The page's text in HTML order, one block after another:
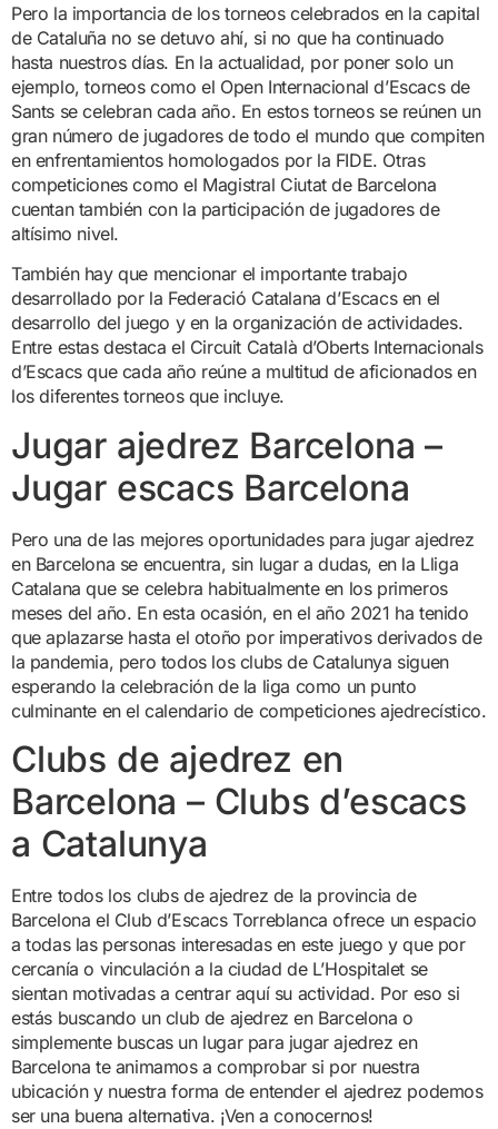
Pero la importancia de los torneos celebrados en la capital
de Cataluña no se detuvo ahí, si no que ha continuado
hasta nuestros días. En la actualidad, por poner solo un
ejemplo, torneos como el Open Internacional d’Escacs de
Sants se celebran cada año. En estos torneos se reúnen un
gran número de jugadores de todo el mundo que compiten
en enfrentamientos homologados por la FIDE. Otras
competiciones como el Magistral Ciutat de Barcelona
cuentan también con la participación de jugadores de
altísimo nivel.
También hay que mencionar el importante trabajo
desarrollado por la Federació Catalana d’Escacs en el
desarrollo del juego y en la organización de actividades.
Entre estas destaca el Circuit Català d’Oberts Internacionals
d’Escacs que cada año reúne a multitud de aficionados en
los diferentes torneos que incluye.
Jugar ajedrez Barcelona –
Jugar escacs Barcelona
Pero una de las mejores oportunidades para jugar ajedrez
en Barcelona se encuentra, sin lugar a dudas, en la Lliga
Catalana que se celebra habitualmente en los primeros
meses del año. En esta ocasión, en el año 2021 ha tenido
que aplazarse hasta el otoño por imperativos derivados de
la pandemia, pero todos los clubs de Catalunya siguen
esperando la celebración de la liga como un punto
culminante en el calendario de competiciones ajedrecístico.
Clubs de ajedrez en
Barcelona – Clubs d’escacs
a Catalunya
Entre todos los clubs de ajedrez de la provincia de
Barcelona el Club d’Escacs Torreblanca ofrece un espacio
a todas las personas interesadas en este juego y que por
cercanía o vinculación a la ciudad de L’Hospitalet se
sientan motivadas a centrar aquí su actividad. Por eso si
estás buscando un club de ajedrez en Barcelona o
simplemente buscas un lugar para jugar ajedrez en
Barcelona te animamos a comprobar si por nuestra
ubicación y nuestra forma de entender el ajedrez podemos
ser una buena alternativa. ¡Ven a conocernos!